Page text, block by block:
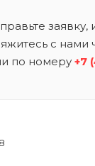
с
по номеру+7